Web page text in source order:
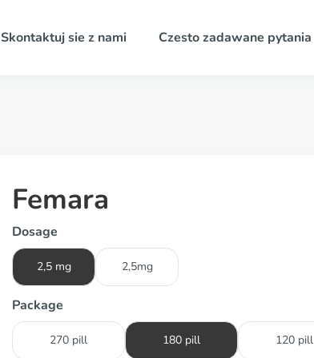
Skontaktuj sie z nami Czesto zadawane pytania
Femara
Dosage
2,5 mg 2,5mg
Package
270 pill 180 pill 120 pill